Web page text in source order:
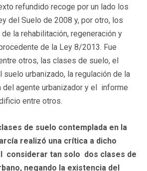
refundido recoge por un lado los
del Suelo de 2008 y, por otro, los
la rehabilitación, regeneración y
de la Ley 8/2013. Fue
otros, las clases de suelo, el
suelo urbanizado, la regulación de la
del agente urbanizador y el informe
entre otros.
de suelo contemplada en la
realizó una crítica a dicho
considerar tan solo dos clases de
negando la existencia del